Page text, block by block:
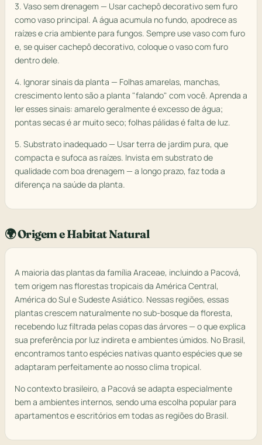
3. Vaso sem drenagem — Usar cachepô decorativo sem furo
como vaso principal. A água acumula no fundo, apodrece as
raízes e cria ambiente para fungos. Sempre use vaso com furo
e, se quiser cachepô decorativo, coloque o vaso com furo
dentro dele.
4. Ignorar sinais da planta — Folhas amarelas, manchas,
crescimento lento são a planta "falando" com você. Aprenda a
ler esses sinais: amarelo geralmente é excesso de água;
pontas secas é ar muito seco; folhas pálidas é falta de luz.
5. Substrato inadequado — Usar terra de jardim pura, que
compacta e sufoca as raízes. Invista em substrato de
qualidade com boa drenagem — a longo prazo, faz toda a
diferença na saúde da planta.
🌍 Origem e Habitat Natural
A maioria das plantas da família Araceae, incluindo a Pacová,
tem origem nas florestas tropicais da América Central,
América do Sul e Sudeste Asiático. Nessas regiões, essas
plantas crescem naturalmente no sub-bosque da floresta,
recebendo luz filtrada pelas copas das árvores — o que explica
sua preferência por luz indireta e ambientes úmidos. No Brasil,
encontramos tanto espécies nativas quanto espécies que se
adaptaram perfeitamente ao nosso clima tropical.
No contexto brasileiro, a Pacová se adapta especialmente
bem a ambientes internos, sendo uma escolha popular para
apartamentos e escritórios em todas as regiões do Brasil.